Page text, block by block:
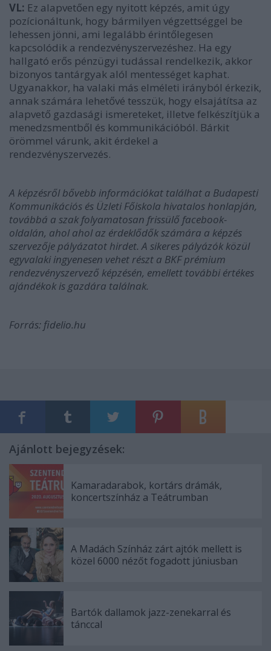
VL: Ez alapvetően egy nyitott képzés, amit úgy
pozícionáltunk, hogy bármilyen végzettséggel be
lehessen jönni, ami legalább érintőlegesen
kapcsolódik a rendezvényszervezéshez. Ha egy
hallgató erős pénzügyi tudással rendelkezik, akkor
bizonyos tantárgyak alól mentességet kaphat.
Ugyanakkor, ha valaki más elméleti irányból érkezik,
annak számára lehetővé tesszük, hogy elsajátítsa az
alapvető gazdasági ismereteket, illetve felkészítjük a
menedzsmentből és kommunikációból. Bárkit
örömmel várunk, akit érdekel a
rendezvényszervezés.
A képzésről bővebb információkat találhat a Budapesti
Kommunikációs és Üzleti Főiskola hivatalos honlapján,
továbbá a szak folyamatosan frissülő facebook-
oldalán, ahol ahol az érdeklődők számára a képzés
szervezője pályázatot hirdet. A sikeres pályázók közül
egyvalaki ingyenesen vehet részt a BKF prémium
rendezvényszervező képzésén, emellett további értékes
ajándékok is gazdára találnak.
Forrás: fidelio.hu
Ajánlott bejegyzések:
Kamaradarabok, kortárs drámák,
koncertszínház a Teátrumban
A Madách Színház zárt ajtók mellett is
közel 6000 nézőt fogadott júniusban
Bartók dallamok jazz-zenekarral és
tánccal